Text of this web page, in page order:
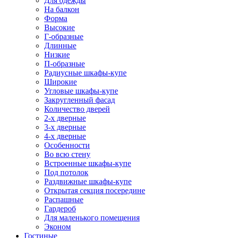
На балкон
Форма
Высокие
Г-образные
Длинные
Низкие
П-образные
Радиусные шкафы-купе
Широкие
Угловые шкафы-купе
Закругленный фасад
Количество дверей
2-х дверные
3-х дверные
4-х дверные
Особенности
Во всю стену
Встроенные шкафы-купе
Под потолок
Раздвижные шкафы-купе
Открытая секция посередине
Распашные
Гардероб
Для маленького помещения
Эконом
Гостиные